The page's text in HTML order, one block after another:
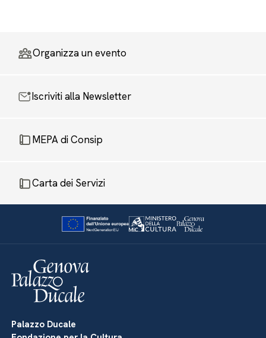
Organizza un evento
Iscriviti alla Newsletter
MEPA di Consip
Carta dei Servizi
Palazzo Ducale